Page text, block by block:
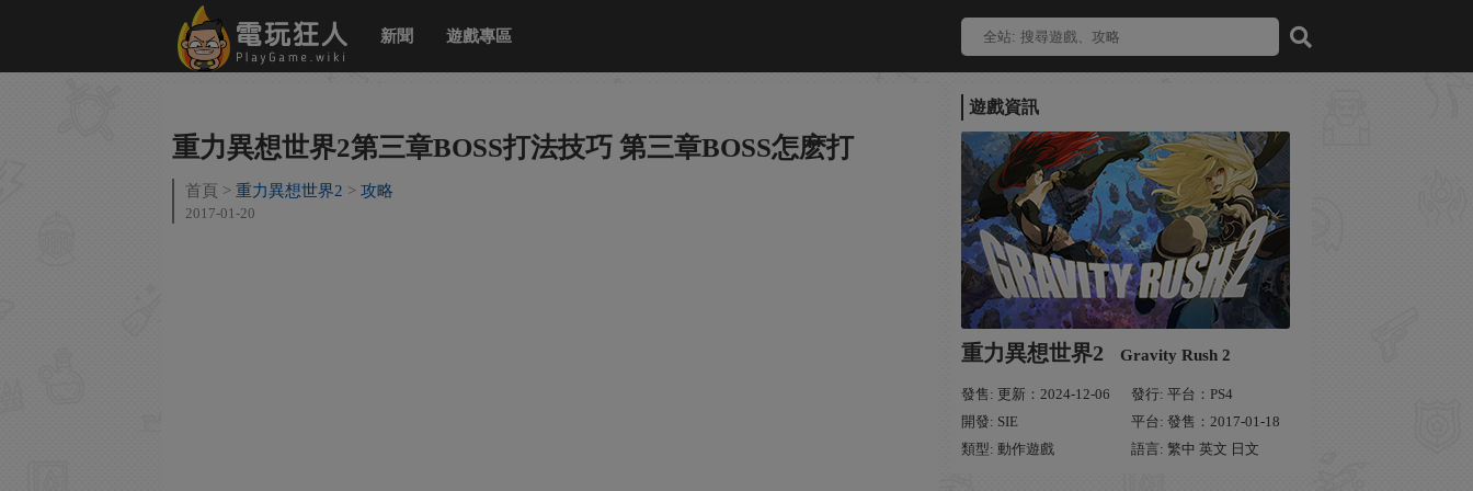
新聞 遊戲專區
遊戲資訊
重力異想世界2 Gravity Rush 2
發售: 更新：2024-12-06
發行: 平台：PS4
開發: SIE
平台: 發售：2017-01-18
類型: 動作遊戲
語言: 繁中 英文 日文
重力異想世界2第三章BOSS打法技巧 第三章BOSS怎麽打
首頁 重力異想世界2 攻略
2017-01-20